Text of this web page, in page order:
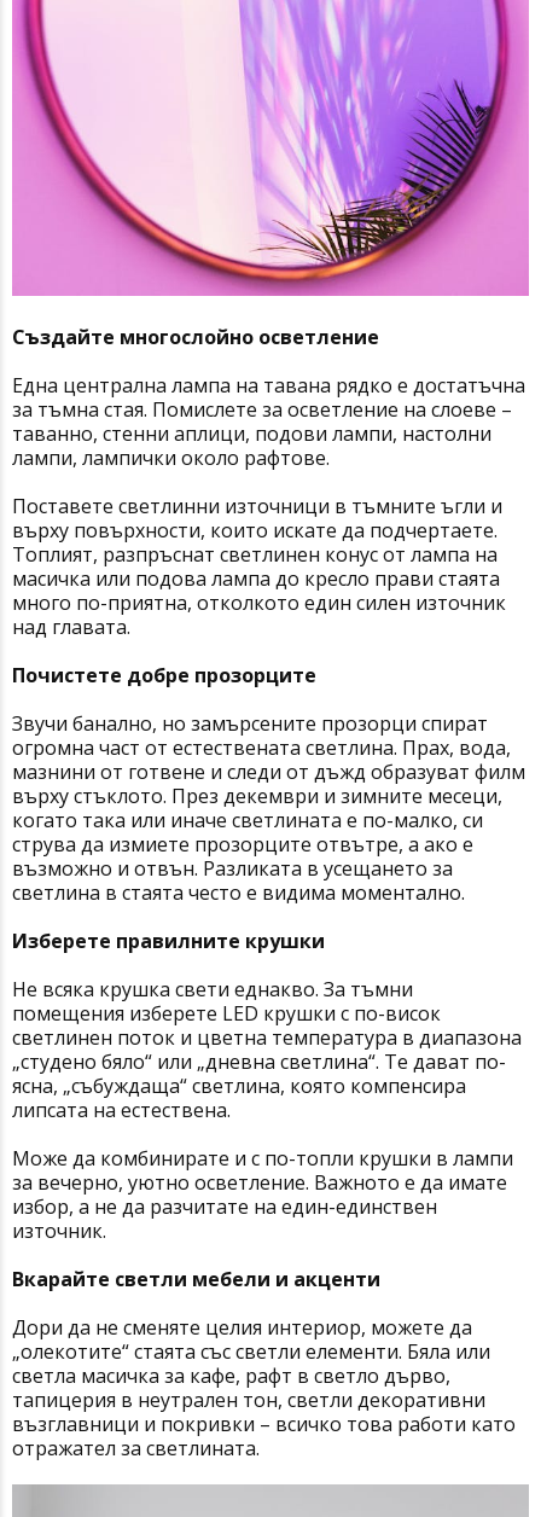
Създайте многослойно осветление
Една централна лампа на тавана рядко е достатъчна
за тъмна стая. Помислете за осветление на слоеве –
таванно, стенни аплици, подови лампи, настолни
лампи, лампички около рафтове.
Поставете светлинни източници в тъмните ъгли и
върху повърхности, които искате да подчертаете.
Топлият, разпръснат светлинен конус от лампа на
масичка или подова лампа до кресло прави стаята
много по-приятна, отколкото един силен източник
над главата.
Почистете добре прозорците
Звучи банално, но замърсените прозорци спират
огромна част от естествената светлина. Прах, вода,
мазнини от готвене и следи от дъжд образуват филм
върху стъклото. През декември и зимните месеци,
когато така или иначе светлината е по-малко, си
струва да измиете прозорците отвътре, а ако е
възможно и отвън. Разликата в усещането за
светлина в стаята често е видима моментално.
Изберете правилните крушки
Не всяка крушка свети еднакво. За тъмни
помещения изберете LED крушки с по-висок
светлинен поток и цветна температура в диапазона
„студено бяло“ или „дневна светлина“. Те дават по-
ясна, „събуждаща“ светлина, която компенсира
липсата на естествена.
Може да комбинирате и с по-топли крушки в лампи
за вечерно, уютно осветление. Важното е да имате
избор, а не да разчитате на един-единствен
източник.
Вкарайте светли мебели и акценти
Дори да не сменяте целия интериор, можете да
„олекотите“ стаята със светли елементи. Бяла или
светла масичка за кафе, рафт в светло дърво,
тапицерия в неутрален тон, светли декоративни
възглавници и покривки – всичко това работи като
отражател за светлината.